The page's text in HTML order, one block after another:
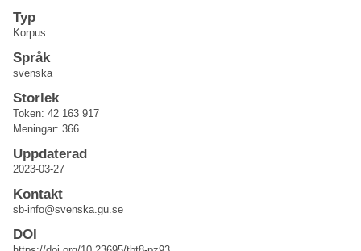
Typ
Korpus
Språk
svenska
Storlek
Token: 42 163 917
Meningar: 366
Uppdaterad
2023-03-27
Kontakt
sb-info@svenska.gu.se
DOI